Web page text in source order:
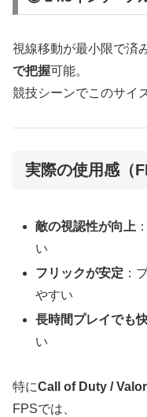
視線移動が最小限で済み
で把握可能。
競技シーンでこのサイ
実際の使用感（
敵の視認性が向上
い
フリックが安定 ：
やすい
長時間プレイでも
い
特にCall of Duty /
FPSでは、